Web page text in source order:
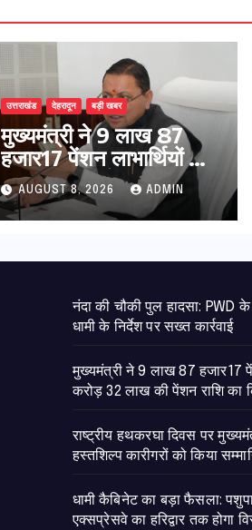
उत्तराखंड देहरादून बड़ी खबर
मुख्यमंत्री ने 9 लाख 87
हजार17 पेंशन लाभार्थियों को
कुल 146 करोड़ 32 लाख
की पेंशन राशि का किया
भुगतान
AUGUST 8, 2026 ADMIN
नंदा की चौकी पुल हादसा: PWD
धामी के निर्देश पर सख्त कार्रवाई
मुख्यमंत्री ने 9 लाख 87 हजार17
करोड़ 32 लाख की पेंशन राशि का
राष्ट्रीय हथकरघा दिवस पर
हस्तशिल्प कारीगरों को किया
​धामी कैबिनेट का बड़ा फैसला:
एक्सप्रेसवे का हरिद्वार तक होगा